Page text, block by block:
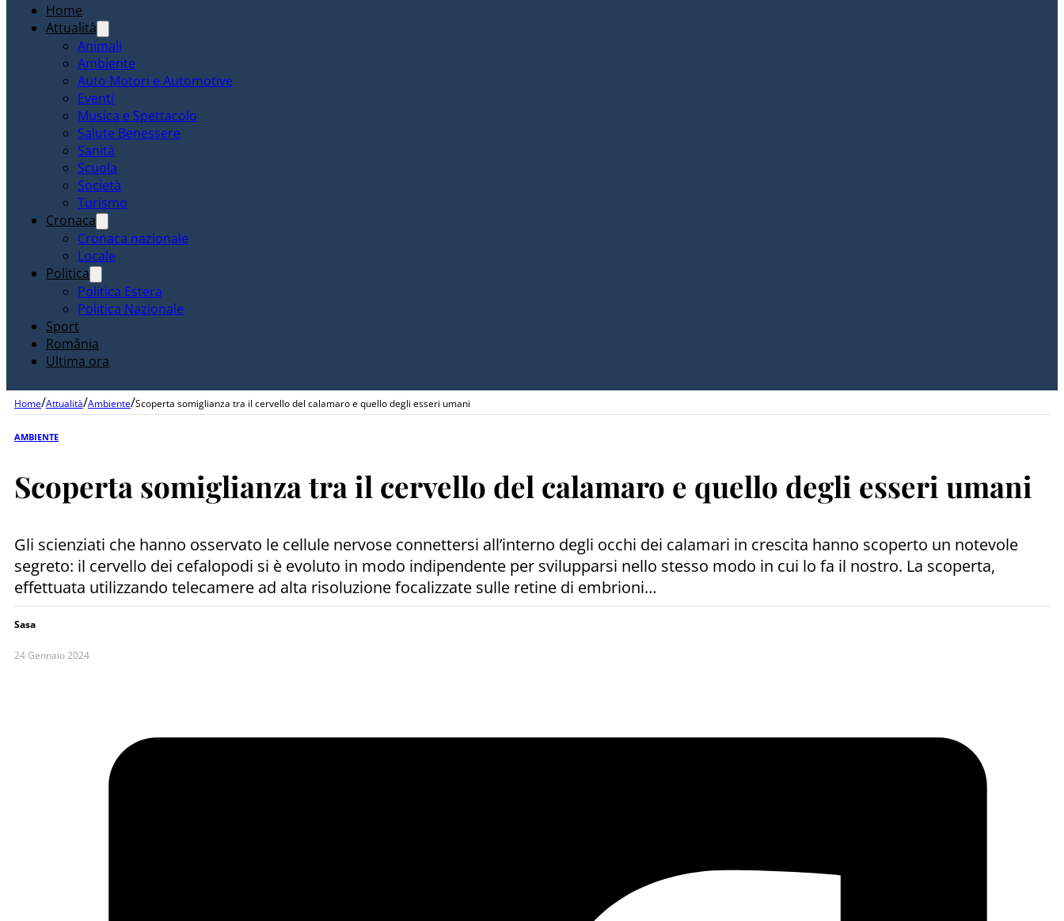
Home
Attualità
Animali
Ambiente
Auto Motori e Automotive
Eventi
Musica e Spettacolo
Salute Benessere
Sanità
Scuola
Società
Turismo
Cronaca
Cronaca nazionale
Locale
Politica
Politica Estera
Politica Nazionale
Sport
România
Ultima ora
Home/Attualità/Ambiente/Scoperta somiglianza tra il cervello del calamaro e quello degli esseri umani
AMBIENTE
Scoperta somiglianza tra il cervello del calamaro e quello degli esseri umani
Gli scienziati che hanno osservato le cellule nervose connettersi all’interno degli occhi dei calamari in crescita hanno scoperto un notevole
segreto: il cervello dei cefalopodi si è evoluto in modo indipendente per svilupparsi nello stesso modo in cui lo fa il nostro. La scoperta,
effettuata utilizzando telecamere ad alta risoluzione focalizzate sulle retine di embrioni…
Sasa
24 Gennaio 2024